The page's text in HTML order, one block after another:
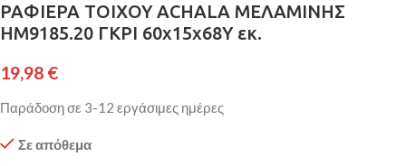
ΡΑΦΙΕΡΑ ΤΟΙΧΟΥ ACHALA ΜΕΛΑΜΙΝΗΣ
HM9185.20 ΓΚΡΙ 60x15x68Y εκ.
19,98 €
Παράδοση σε 3-12 εργάσιμες ημέρες
Σε απόθεμα